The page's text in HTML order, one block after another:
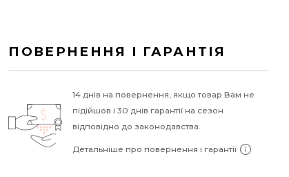
ПОВЕРНЕННЯ І ГАРАНТІЯ
14 днів на повернення, якщо товар Вам не
підійшов і 30 днів гарантії на сезон
відповідно до законодавства.
Детальніше про повернення і гарантії